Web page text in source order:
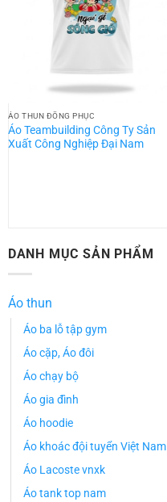
ÁO THUN ĐỒNG PHỤC
Áo Teambuilding Công Ty Sản
Xuất Công Nghiệp Đại Nam
DANH MỤC SẢN PHẨM
Áo thun
Áo ba lỗ tập gym
Áo cặp, Áo đôi
Áo chạy bộ
Áo gia đình
Áo hoodie
Áo khoác đội tuyển Việt Nam
Áo Lacoste vnxk
Áo tank top nam